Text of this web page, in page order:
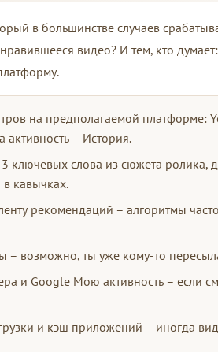
в большинстве случаев
видео? И тем, кто
на предполагаемой платформе:
– История.
ключевых слова из сюжета ролика,
кавычках.
рекомендаций – алгоритмы
– возможно, ты уже кому-то
и Google Мою активность – если
и кэш приложений – иногда